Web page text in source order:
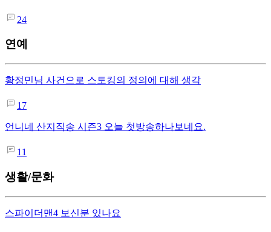
24
연예
황정민님 사건으로 스토킹의 정의에 대해 생각
17
언니네 산지직송 시즌3 오늘 첫방송하나보네요.
11
생활/문화
스파이더맨4 보신분 있나요